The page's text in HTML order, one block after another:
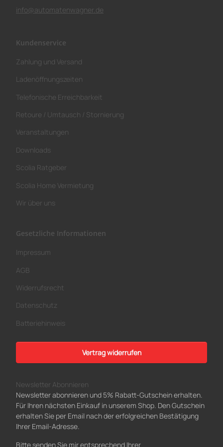
info@automatenwagner.de
Kundenservice
Zahlung und Versand
Ladenöffnungszeiten
Telefonische Erreichbarkeit
Retoure / Umtausch / Stornierung
Veranstaltungen
Downloads
Scolia Ratgeber
Scolia Home Vermietung
Wir über uns
Gesetzliche Informationen
Impressum
AGB
Widerrufsrecht
Datenschutz
Batteriehinweis
Vertrag widerrufen
Newsletter Abonnieren
Newsletter abonnieren und 5% Rabatt-Gutschein erhalten.
Für Ihren nächsten Einkauf in unserem Shop. Den Gutschein
erhalten Sie per Email nach der erfolgreichen Bestätigung
Ihrer Email-Adresse.
Bitte senden Sie mir entsprechend Ihrer